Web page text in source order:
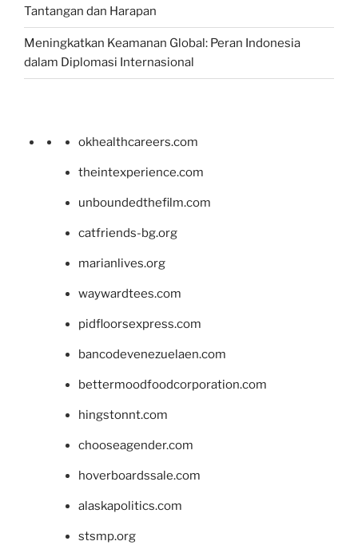
Tantangan dan Harapan
Meningkatkan Keamanan Global: Peran Indonesia
dalam Diplomasi Internasional
okhealthcareers.com
theintexperience.com
unboundedthefilm.com
catfriends-bg.org
marianlives.org
waywardtees.com
pidfloorsexpress.com
bancodevenezuelaen.com
bettermoodfoodcorporation.com
hingstonnt.com
chooseagender.com
hoverboardssale.com
alaskapolitics.com
stsmp.org